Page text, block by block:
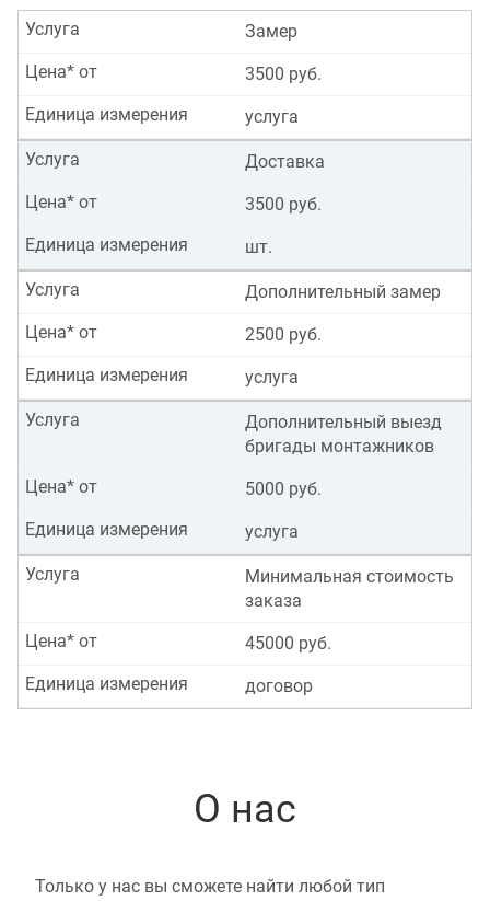
Замер
Услуга
3500 руб.
Цена* от
услуга
Единица измерения
Доставка
Услуга
3500 руб.
Цена* от
шт.
Единица измерения
Дополнительный замер
Услуга
2500 руб.
Цена* от
услуга
Единица измерения
Дополнительный выезд
бригады монтажников
Услуга
5000 руб.
Цена* от
услуга
Единица измерения
Минимальная стоимость
заказа
Услуга
45000 руб.
Цена* от
договор
Единица измерения
О нас
Только у нас вы сможете найти любой тип